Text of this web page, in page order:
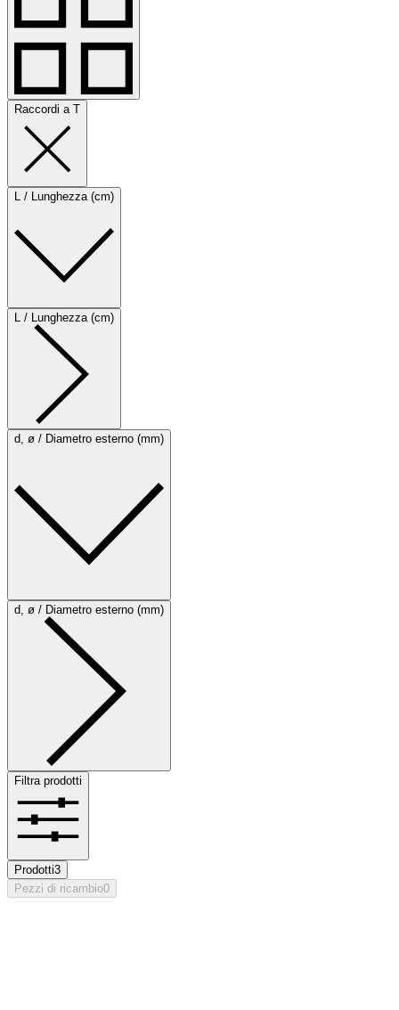
Raccordi a T
L / Lunghezza (cm)
L / Lunghezza (cm)
d, ø / Diametro esterno (mm)
d, ø / Diametro esterno (mm)
Filtra prodotti
Prodotti3
Pezzi di ricambio0